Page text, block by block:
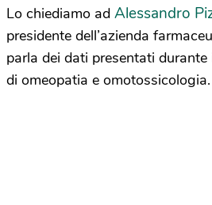
Lo chiediamo ad Alessandro
presidente dell’azienda
parla dei dati presentati
di omeopatia e omotossicologia.